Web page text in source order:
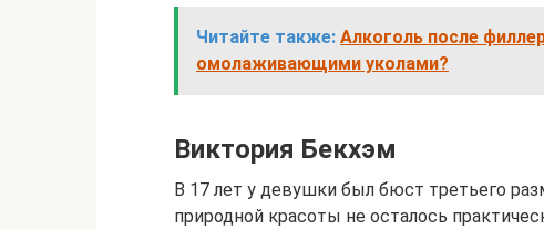
Читайте также: Алкоголь после
омолаживающими уколами?
Виктория Бекхэм
В 17 лет у девушки был бюст третьего
природной красоты не осталось